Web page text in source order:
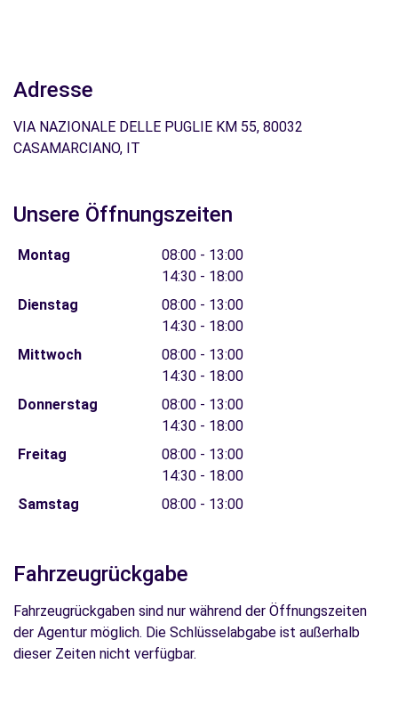
Adresse
VIA NAZIONALE DELLE PUGLIE KM 55, 80032
CASAMARCIANO, IT
Unsere Öffnungszeiten
Montag
08:00 - 13:00
14:30 - 18:00
Dienstag
08:00 - 13:00
14:30 - 18:00
Mittwoch
08:00 - 13:00
14:30 - 18:00
Donnerstag
08:00 - 13:00
14:30 - 18:00
Freitag
08:00 - 13:00
14:30 - 18:00
Samstag
08:00 - 13:00
Fahrzeugrückgabe
Fahrzeugrückgaben sind nur während der Öffnungszeiten
der Agentur möglich. Die Schlüsselabgabe ist außerhalb
dieser Zeiten nicht verfügbar.